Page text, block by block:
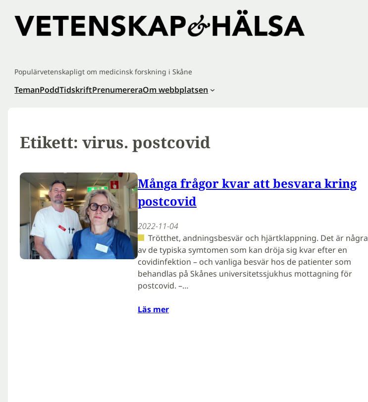
innehåll
Populärvetenskapligt om medicinsk forskning i Skåne
TemanPoddTidskriftPrenumereraOm webbplatsen
Etikett: virus. postcovid
Många frågor kvar att besvara kring
postcovid
2022-11-04
Trötthet, andningsbesvär och hjärtklappning. Det är några
av de typiska symtomen som kan dröja sig kvar efter en
covidinfektion – och vanliga besvär hos de patienter som
behandlas på Skånes universitetssjukhus mottagning för
postcovid. –…
Läs mer